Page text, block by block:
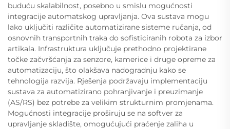
buduću skalabilnost, posebno u smislu mogućnosti
integracije automatskog upravljanja. Ova sustava mogu
lako uključiti različite automatizirane sisteme ručanja, od
osnovnih transportnih traka do sofisticiranih robota za izbor
artikala. Infrastruktura uključuje prethodno projektirane
točke začvršćanja za senzore, kamerice i druge opreme za
automatizaciju, što olakšava nadogradnju kako se
tehnologija razvija. Rješenja podržavaju implementaciju
sustava za automatizirano pohranjivanje i preuzimanje
(AS/RS) bez potrebe za velikim strukturnim promjenama.
Mogućnosti integracije proširuju se na softver za
upravljanje skladište, omogućujući praćenje zaliha u